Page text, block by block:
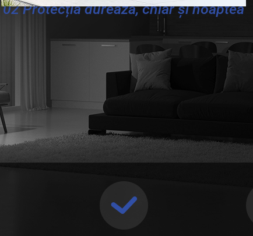
02 Protecția durează, chiar și noaptea